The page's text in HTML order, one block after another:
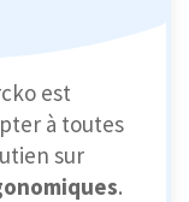
est
à toutes
sur
.